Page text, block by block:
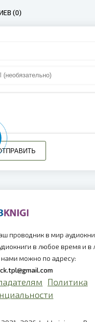
(0)
проводник в мир
в любое время и в
нами можно по адресу:
Политика